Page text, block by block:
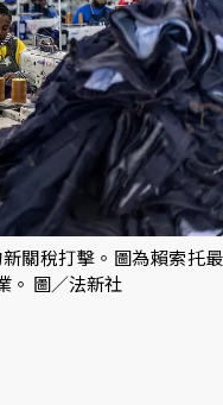
關稅打擊。圖為賴索托最
。 圖／法新社